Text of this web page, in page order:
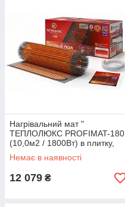
Нагрівальний мат "
ТЕПЛОЛЮКС PROFIMAT-180
(10,0м2 / 1800Вт) в плитку,
тепла підлога електричний
Теплолюкс профі
Немає в наявності
12 079 ₴